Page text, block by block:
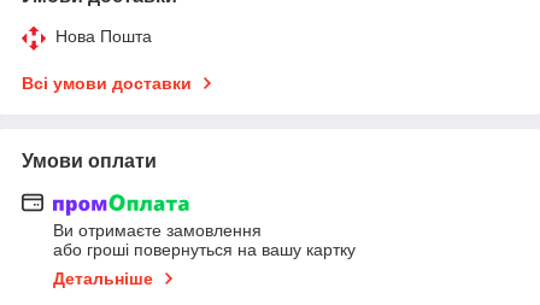
Нова Пошта
Всі умови доставки
Умови оплати
Ви отримаєте замовлення
або гроші повернуться на вашу картку
Детальніше